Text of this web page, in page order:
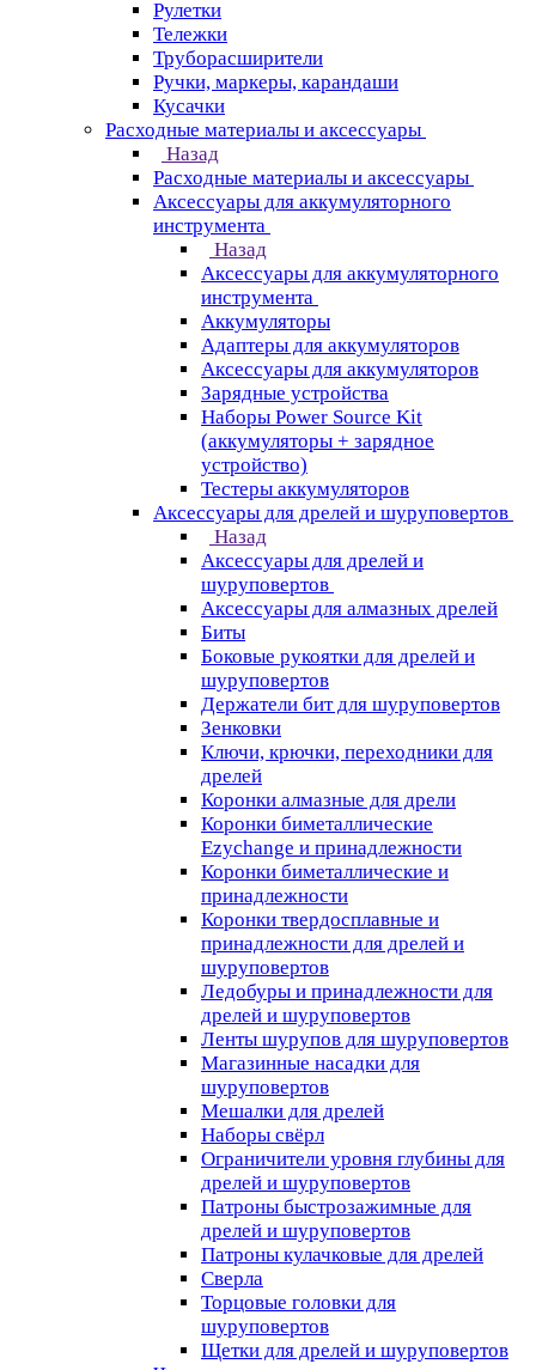
Рулетки
Тележки
Труборасширители
Ручки, маркеры, карандаши
Кусачки
Расходные материалы и аксессуары
Назад
Расходные материалы и аксессуары
Аксессуары для аккумуляторного
инструмента
Назад
Аксессуары для аккумуляторного
инструмента
Aккумуляторы
Адаптеры для аккумуляторов
Аксессуары для аккумуляторов
Зарядные устройства
Наборы Power Source Kit
(аккумуляторы + зарядное
устройство)
Тестеры аккумуляторов
Аксессуары для дрелей и шуруповертов
Назад
Аксессуары для дрелей и
шуруповертов
Аксессуары для алмазных дрелей
Биты
Боковые рукоятки для дрелей и
шуруповертов
Держатели бит для шуруповертов
Зенковки
Ключи, крючки, переходники для
дрелей
Коронки алмазные для дрели
Коронки биметаллические
Ezychange и принадлежности
Коронки биметаллические и
принадлежности
Коронки твердосплавные и
принадлежности для дрелей и
шуруповертов
Ледобуры и принадлежности для
дрелей и шуруповертов
Ленты шурупов для шуруповертов
Магазинные насадки для
шуруповертов
Мешалки для дрелей
Наборы свёрл
Ограничители уровня глубины для
дрелей и шуруповертов
Патроны быстрозажимные для
дрелей и шуруповертов
Патроны кулачковые для дрелей
Сверла
Торцовые головки для
шуруповертов
Щетки для дрелей и шуруповертов